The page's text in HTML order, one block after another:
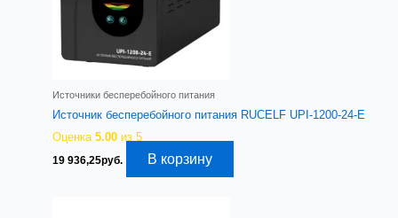
Источники бесперебойного питания
Источник бесперебойного питания RUCELF UPI-1200-24-E
Оценка5.00 из 5
19 936,25руб. В корзину